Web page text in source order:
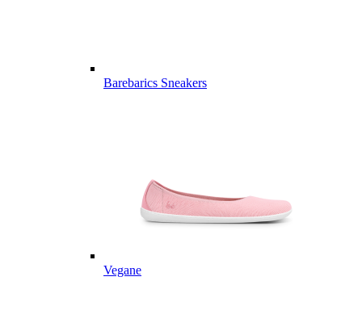
Barebarics Sneakers
Vegane